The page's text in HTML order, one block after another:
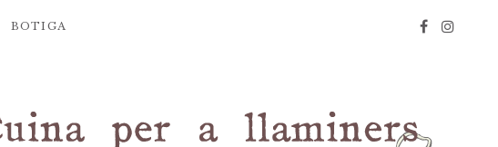
BOTIGA